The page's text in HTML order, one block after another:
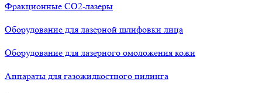
Фракционные СО2-лазеры
Оборудование для лазерной шлифовки лица
Оборудование для лазерного омоложения кожи
Аппараты для газожидкостного пилинга